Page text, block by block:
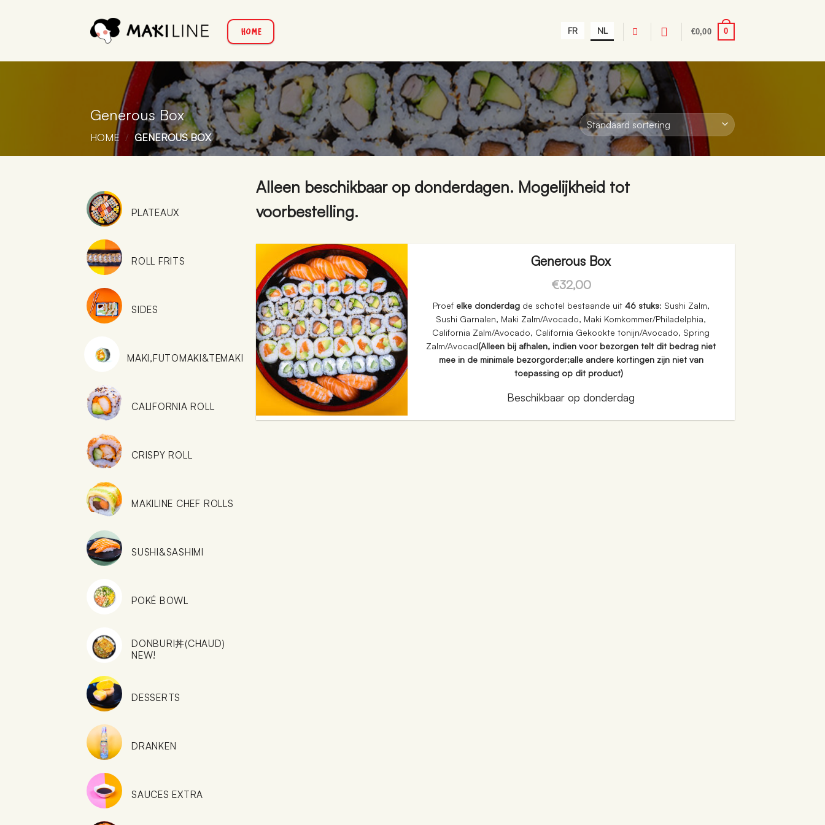
HOME FR NL €0,00 0
Generous Box
HOME / GENEROUS BOX
PLATEAUX
ROLL FRITS
SIDES
MAKI,FUTOMAKI&TEMAKI
CALIFORNIA ROLL
CRISPY ROLL
MAKILINE CHEF ROLLS
SUSHI&SASHIMI
POKÉ BOWL
DONBURI丼(CHAUD)
NEW!
DESSERTS
DRANKEN
SAUCES EXTRA
Alleen beschikbaar op donderdagen. Mogelijkheid tot
voorbestelling.
Generous Box
€32,00
Proef elke donderdagde schotel bestaande uit 46 stuks: Sushi Zalm,
Sushi Garnalen, Maki Zalm/Avocado, Maki Komkommer/Philadelphia,
California Zalm/Avocado, California Gekookte tonijn/Avocado, Spring
Zalm/Avocad(Alleen bij afhalen, indien voor bezorgen telt dit bedrag niet
mee in de minimale bezorgorder;alle andere kortingen zijn niet van
toepassing op dit product)
Beschikbaar op donderdag